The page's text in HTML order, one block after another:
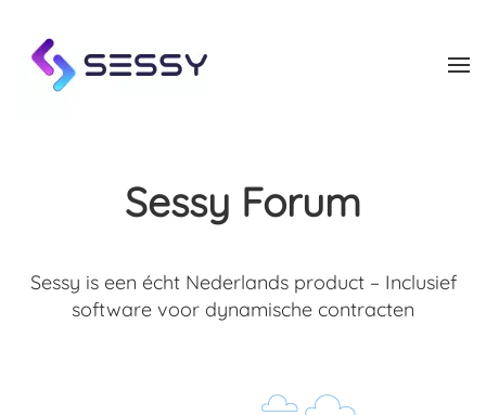
Skip to main content
Sessy Forum
Sessy is een écht Nederlands product – Inclusief
software voor dynamische contracten